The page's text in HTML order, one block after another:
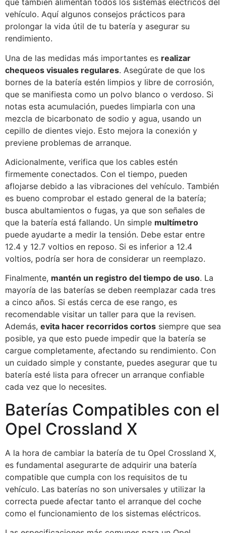
que también alimentan todos los sistemas eléctricos del
vehículo. Aquí algunos consejos prácticos para
prolongar la vida útil de tu batería y asegurar su
rendimiento.
Una de las medidas más importantes es realizar
chequeos visuales regulares. Asegúrate de que los
bornes de la batería estén limpios y libre de corrosión,
que se manifiesta como un polvo blanco o verdoso. Si
notas esta acumulación, puedes limpiarla con una
mezcla de bicarbonato de sodio y agua, usando un
cepillo de dientes viejo. Esto mejora la conexión y
previene problemas de arranque.
Adicionalmente, verifica que los cables estén
firmemente conectados. Con el tiempo, pueden
aflojarse debido a las vibraciones del vehículo. También
es bueno comprobar el estado general de la batería;
busca abultamientos o fugas, ya que son señales de
que la batería está fallando. Un simple multímetro
puede ayudarte a medir la tensión. Debe estar entre
12.4 y 12.7 voltios en reposo. Si es inferior a 12.4
voltios, podría ser hora de considerar un reemplazo.
Finalmente, mantén un registro del tiempo de uso. La
mayoría de las baterías se deben reemplazar cada tres
a cinco años. Si estás cerca de ese rango, es
recomendable visitar un taller para que la revisen.
Además, evita hacer recorridos cortos siempre que sea
posible, ya que esto puede impedir que la batería se
cargue completamente, afectando su rendimiento. Con
un cuidado simple y constante, puedes asegurar que tu
batería esté lista para ofrecer un arranque confiable
cada vez que lo necesites.
Baterías Compatibles con el
Opel Crossland X
A la hora de cambiar la batería de tu Opel Crossland X,
es fundamental asegurarte de adquirir una batería
compatible que cumpla con los requisitos de tu
vehículo. Las baterías no son universales y utilizar la
correcta puede afectar tanto el arranque del coche
como el funcionamiento de los sistemas eléctricos.